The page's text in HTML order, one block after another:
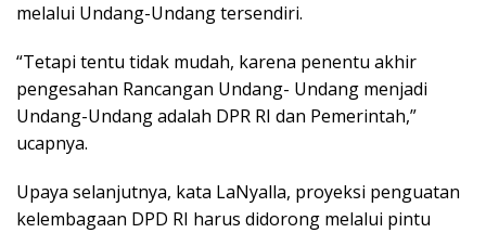
melalui Undang-Undang tersendiri.
“Tetapi tentu tidak mudah, karena penentu akhir
pengesahan Rancangan Undang- Undang menjadi
Undang-Undang adalah DPR RI dan Pemerintah,”
ucapnya.
Upaya selanjutnya, kata LaNyalla, proyeksi penguatan
kelembagaan DPD RI harus didorong melalui pintu